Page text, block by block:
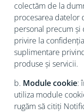
colectăm de la
procesarea datelor
personal precum
privire la
suplimentare
produse și servicii.
b. Module cookie:
utiliza module
rugăm să citiți